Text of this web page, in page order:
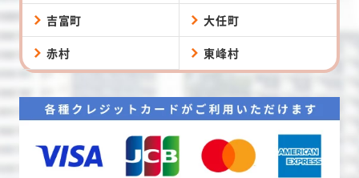
吉富町 大任町
赤村 東峰村